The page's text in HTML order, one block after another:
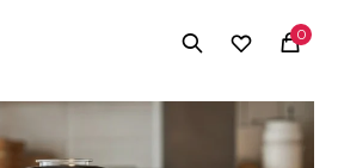
0
MI CUENTA
y Construcción Electrodomésticos